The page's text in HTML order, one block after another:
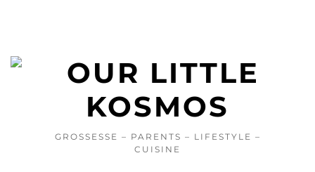
GROSSESSE – PARENTS – LIFESTYLE –
CUISINE